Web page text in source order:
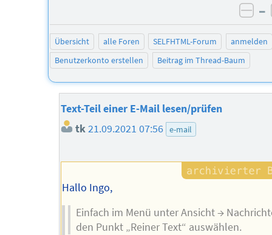
–
Übersicht alle Foren SELFHTML-Forum
anmelden
Benutzerkonto erstellen
Beitrag im Thread-Baum
Text-Teil einer E-Mail lesen/prüfen
tk 21.09.2021 07:56 e-mail
Hallo Ingo,
Einfach im Menü unter Ansicht →
den Punkt „Reiner Text“ auswählen.